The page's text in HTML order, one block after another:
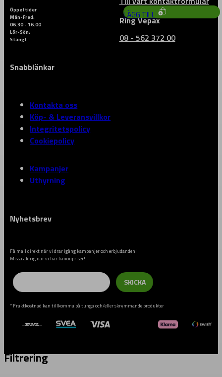
LÄGG TILL
Öppettider
Mån-Fred:
06.30 - 16.00
Lör-Sön:
Stängt
Ring Vepax
08 - 562 372 00
Snabblänkar
Kontakta oss
Köp- & Leveransvillkor
Integritetspolicy
Cookiepolicy
Kampanjer
Uthyrning
Nyhetsbrev
Få mail direkt när vi drar igång kampanjer och erbjudanden!
Missa aldrig när vi har kanonpriser!
Email
SKICKA
* Fraktkostnad kan tillkomma på tunga och/eller skrymmande produkter
Filtrering